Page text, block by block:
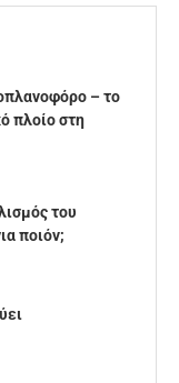
– το
πλοίο στη
του
ποιόν;